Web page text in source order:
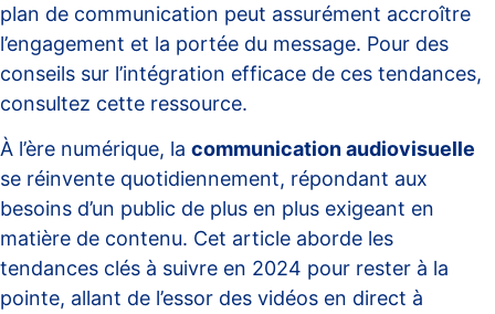
plan de communication peut assurément accroître
l’engagement et la portée du message. Pour des
conseils sur l’intégration efficace de ces tendances,
consultez cette ressource.
À l’ère numérique, la communication audiovisuelle
se réinvente quotidiennement, répondant aux
besoins d’un public de plus en plus exigeant en
matière de contenu. Cet article aborde les
tendances clés à suivre en 2024 pour rester à la
pointe, allant de l’essor des vidéos en direct à